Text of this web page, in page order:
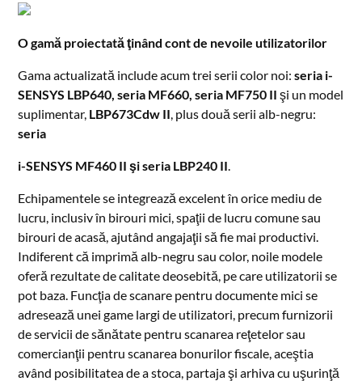
O gamă proiectată ţinând cont de nevoile utilizatorilor
Gama actualizată include acum trei serii color noi:seria i-
SENSYS LBP640, seria MF660, seria MF750 II şi un model
suplimentar, LBP673Cdw II, plus două serii alb-negru:
seria
i-SENSYS MF460 II şi seria LBP240 II.
Echipamentele se integrează excelent în orice mediu de
lucru, inclusiv în birouri mici, spaţii de lucru comune sau
birouri de acasă, ajutând angajaţii să fie mai productivi.
Indiferent că imprimă alb-negru sau color, noile modele
oferă rezultate de calitate deosebită, pe care utilizatorii se
pot baza. Funcţia de scanare pentru documente mici se
adresează unei game largi de utilizatori, precum furnizorii
de servicii de sănătate pentru scanarea reţetelor sau
comercianţii pentru scanarea bonurilor fiscale, aceştia
având posibilitatea de a stoca, partaja şi arhiva cu uşurinţă